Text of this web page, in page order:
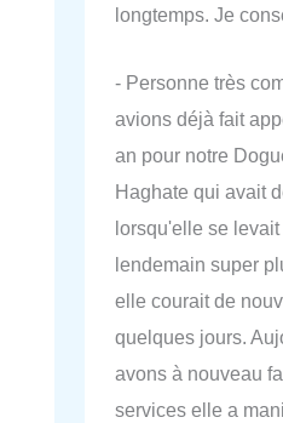
longtemps. Je
- Personne très
avions déjà fait
an pour notre
Haghate qui avait
lorsqu'elle se
lendemain super
elle courait de
quelques jours.
avons à nouveau
services elle a